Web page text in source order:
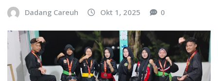
Dadang Careuh Okt 1, 2025 0